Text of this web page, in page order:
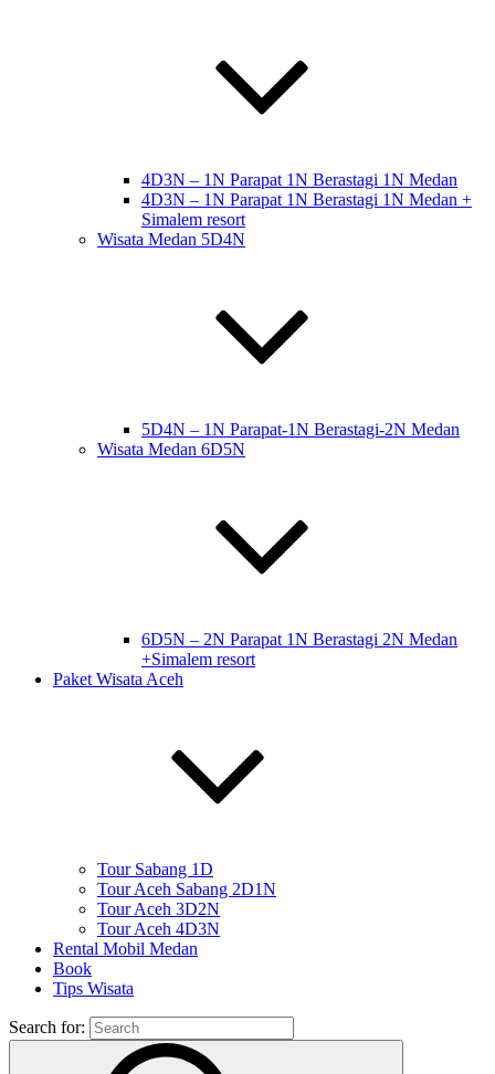
4D3N – 1N Parapat 1N Berastagi 1N Medan
4D3N – 1N Parapat 1N Berastagi 1N Medan +
Simalem resort
Wisata Medan 5D4N
5D4N – 1N Parapat-1N Berastagi-2N Medan
Wisata Medan 6D5N
6D5N – 2N Parapat 1N Berastagi 2N Medan
+Simalem resort
Paket Wisata Aceh
Tour Sabang 1D
Tour Aceh Sabang 2D1N
Tour Aceh 3D2N
Tour Aceh 4D3N
Rental Mobil Medan
Book
Tips Wisata
Search for: